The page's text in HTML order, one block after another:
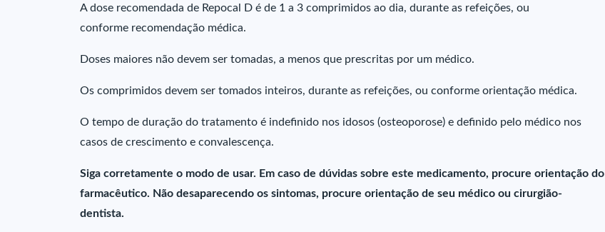
A dose recomendada de Repocal D é de 1 a 3 comprimidos ao dia, durante as refeições, ou
conforme recomendação médica.
Doses maiores não devem ser tomadas, a menos que prescritas por um médico.
Os comprimidos devem ser tomados inteiros, durante as refeições, ou conforme orientação médica.
O tempo de duração do tratamento é indefinido nos idosos (osteoporose) e definido pelo médico nos
casos de crescimento e convalescença.
Siga corretamente o modo de usar. Em caso de dúvidas sobre este medicamento, procure orientação do
farmacêutico. Não desaparecendo os sintomas, procure orientação de seu médico ou cirurgião-
dentista.